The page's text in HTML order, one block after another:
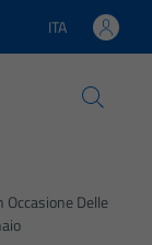
Lingua attiva:
ITA
Occasione Delle